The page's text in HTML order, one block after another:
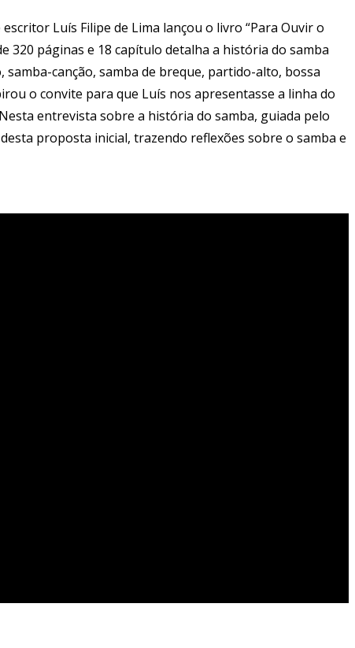
Luís Filipe de Lima lançou o livro “Para Ouvir o
320 páginas e 18 capítulo detalha a história do samba
canção, samba de breque, partido-alto, bossa
o convite para que Luís nos apresentasse a linha do
entrevista sobre a história do samba, guiada pelo
proposta inicial, trazendo reflexões sobre o samba e